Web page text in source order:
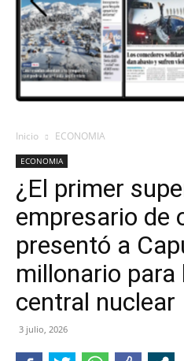
Inicio ECONOMIA
ECONOMIA
¿El primer
empresario de
presentó a
millonario
central nuclear
3 julio, 2026